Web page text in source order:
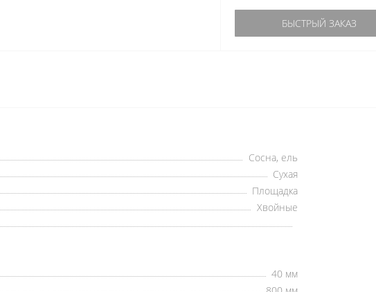
БЫСТРЫЙ ЗАКАЗ
Сосна, ель
Сухая
Площадка
Хвойные
40 мм